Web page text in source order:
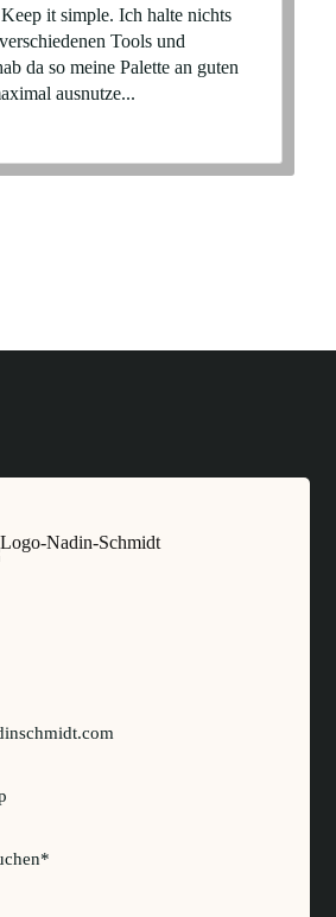
it simple. Ich halte nichts
Tools und
da so meine Palette an guten
ausnutze...